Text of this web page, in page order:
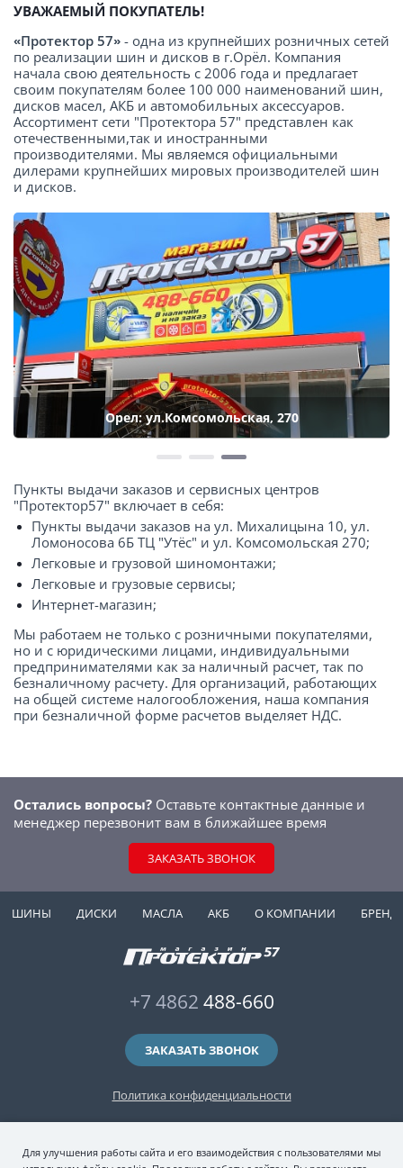
Орел: ул.Комсомольская, 270
УВАЖАЕМЫЙ ПОКУПАТЕЛЬ!
«Протектор 57» - одна из крупнейших розничных сетей
по реализации шин и дисков в г.Орёл. Компания
начала свою деятельность с 2006 года и предлагает
своим покупателям более 100 000 наименований шин,
дисков масел, АКБ и автомобильных аксессуаров.
Ассортимент сети "Протектора 57" представлен как
отечественными,так и иностранными
производителями. Мы являемся официальными
дилерами крупнейших мировых производителей шин
и дисков.
Пункты выдачи заказов и сервисных центров
"Протектор57" включает в себя:
Пункты выдачи заказов на ул. Михалицына 10, ул.
Ломоносова 6Б ТЦ "Утёс" и ул. Комсомольская 270;
Легковые и грузовой шиномонтажи;
Легковые и грузовые сервисы;
Интернет-магазин;
Мы работаем не только с розничными покупателями,
но и с юридическими лицами, индивидуальными
предпринимателями как за наличный расчет, так по
безналичному расчету. Для организаций, работающих
на общей системе налогообложения, наша компания
при безналичной форме расчетов выделяет НДС.
Остались вопросы? Оставьте контактные данные и
менеджер перезвонит вам в ближайшее время
ЗАКАЗАТЬ ЗВОНОК
ШИНЫ ДИСКИ МАСЛА АКБ О КОМПАНИИ
Политика конфиденциальности
+7 4862 488-660
ЗАКАЗАТЬ ЗВОНОК
2006-2026 © интернет-магазин "Протектор 57" — автомобильные шины
(зимние и летние шины), колесные диски, шиномонтаж и хранение шин.
Для улучшения работы сайта и его взаимодействия с пользователями мы